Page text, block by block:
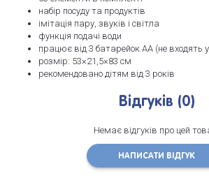
набір посуду та продуктів
імітація пару, звуків і світла
функція подачі води
працює від 3 батарейок АА (не входять
розмір: 53×21,5×83 см
рекомендовано дітям від 3 років
Відгуків (0)
Немає відгуків про цей
НАПИСАТИ ВІДГУК